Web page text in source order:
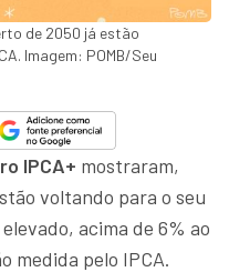
de 2050 já estão
Imagem: POMB/Seu
IPCA+ mostraram,
voltando para o seu
acima de 6% ao
medida pelo IPCA.